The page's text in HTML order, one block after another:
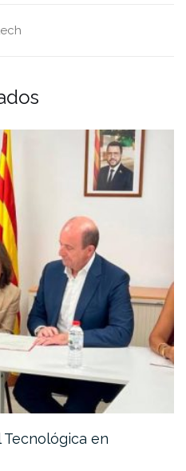
en